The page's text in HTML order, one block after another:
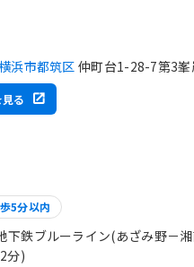
浜市都筑区 仲町台1-28-7第3峯
る
5分以内
下鉄ブルーライン(あざみ野－
分)